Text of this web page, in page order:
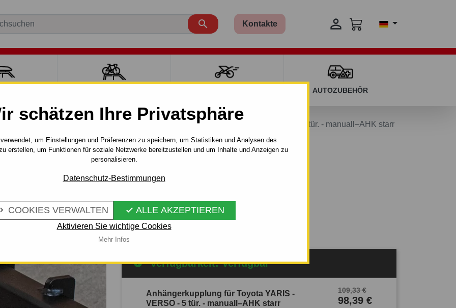
schätzen Ihre Privatsphäre
um Einstellungen und Präferenzen zu speichern, um Statistiken und Analysen des
erstellen, um Funktionen für soziale Netzwerke bereitzustellen und um Inhalte und Anzeigen zu
personalisieren.
Datenschutz-Bestimmungen
COOKIES VERWALTEN  ALLE AKZEPTIEREN
Aktivieren Sie wichtige Cookies
Mehr Infos
 Kontakte 
AUTOZUBEHÖR
Anhängerkupplung für Toyota YARIS - VERSO - 5 tür. - manuall–AHK starr
TOYOTA
- MANUALL–
Artikel-Nr.:
Anhängerkupplung - manuell–AHK starr.
Mehr Infos
Verfügbarkeit: Verfügbar
Anhängerkupplung für Toyota YARIS -
VERSO - 5 tür. - manuall–AHK starr
109,33 €
98,39 €